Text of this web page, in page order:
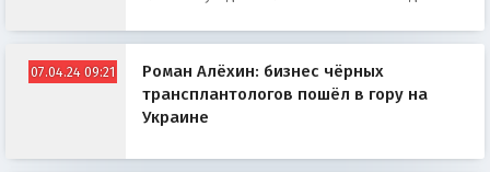
07.04.24 09:21
Роман Алёхин: бизнес чёрных
трансплантологов пошёл в гору на
Украине